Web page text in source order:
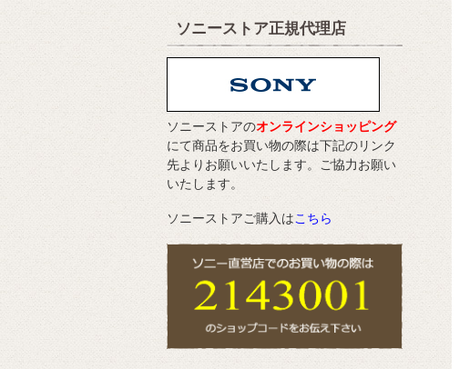
ソニーストア正規代理店
ソニーストアのオンラインショッピング
にて商品をお買い物の際は下記のリンク
先よりお願いいたします。ご協力お願い
いたします。
ソニーストアご購入はこちら